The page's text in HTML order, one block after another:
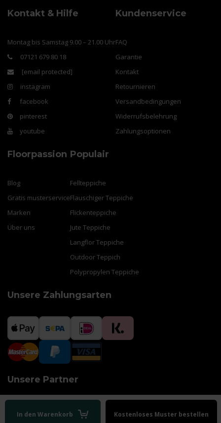
In den Warenkorb Kostenloses Muster bestellen
Kontakt & Hilfe
Montag bis Samstag 9.00 – 21.00 Uhr
07121 679 80 18
[email protected]
instagram
facebook
pinterest
youtube
Kundenservice
FAQ
Garantie
Kontakt
Retournieren
Versandbedingungen
Widerrufsbelehrung
Zahlungsoptionen
Floorpassion
Blog
Gratis musterservice
Marken
Über uns
Populair
Fellteppiche
Flauschiger Teppiche
Flickenteppiche
Jute Teppiche
Langflor Teppiche
Outdoor Teppich
Polypropylen Teppiche
Unsere Zahlungsarten
Unsere Partner
Impressum